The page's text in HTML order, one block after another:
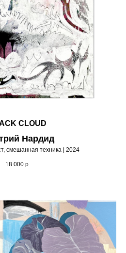
CLOUD
Нардид
смешанная техника | 2024
18 000 р.